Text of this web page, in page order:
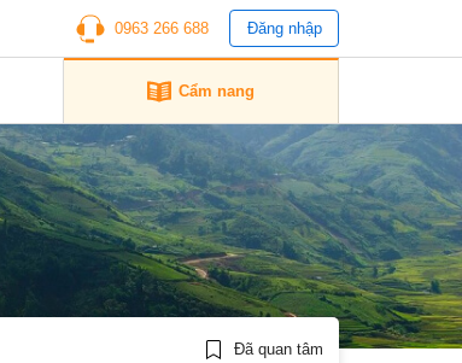
0963 266 688 Đăng nhập
Cẩm nang
Đã quan tâm